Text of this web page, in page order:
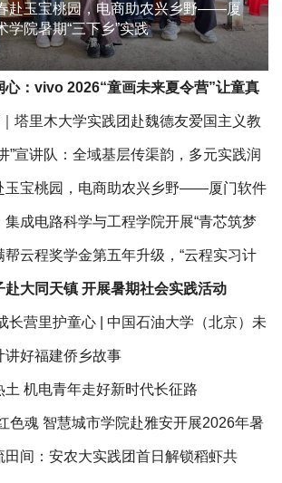
赴玉宝桃园，电商助农兴乡野——厦
学院暑期“三下乡”实践
心：vivo 2026“童画未来夏令营”让童真
塔里木大学实践团赴魏德友爱国主义教
学
”宣讲队：全域基层传渠韵，多元实践润
玉宝桃园，电商助农兴乡野——厦门软件
“三下乡”实践
集成电路科学与工程学院开展“青芯筑梦
实践活动
帮云程奖学金第五年升级，“云程实习计
赴大同天镇 开展暑期社会实践活动
长营里护童心 | 中国石油大学（北京）未
愿团”暑期社会实践助力破解社区“看护
讲好福建侨乡故事
机电青年走好新时代长征路
色魂 智慧城市学院赴雅安开展2026年暑
活动
田间：安农大实践团首日解锁稻虾共